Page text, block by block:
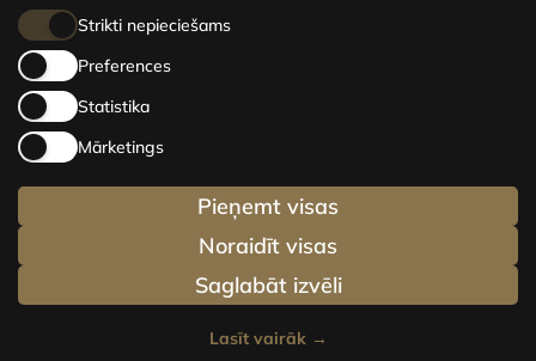
Strikti nepieciešams
Preferences
Statistika
Mārketings
Saglabāt izvēli
Noraidīt visas
Pieņemt visas
Lasīt vairāk→
© Centrus.lv 2014 - 2025